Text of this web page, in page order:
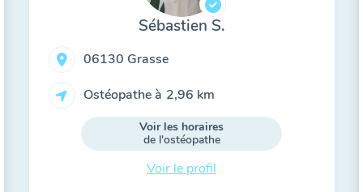
Sébastien S.
06130 Grasse
Ostéopathe à 2,96 km
Voir les horaires
de l'ostéopathe
Voir le profil